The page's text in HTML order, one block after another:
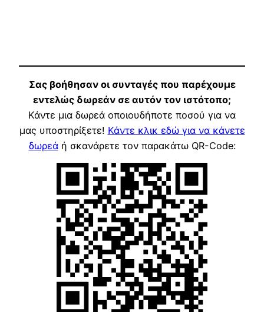
Σας βοήθησαν οι συνταγές που παρέχουμε
εντελώς δωρεάν σε αυτόν τον ιστότοπο;
Κάντε μια δωρεά οποιουδήποτε ποσού για να
μας υποστηρίξετε! Κάντε κλικ εδώ για να κάνετε
δωρεάή σκανάρετε τον παρακάτω QR-Code: